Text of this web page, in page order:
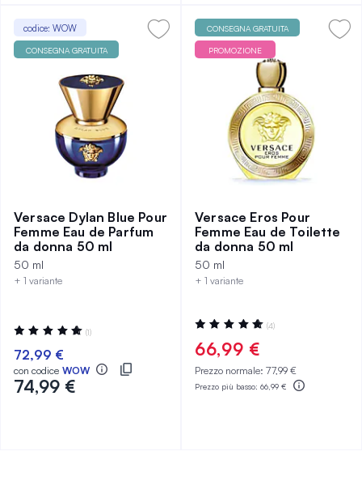
codice: WOW
CONSEGNA GRATUITA
Versace Dylan Blue Pour
Femme Eau de Parfum
da donna 50 ml
50 ml
+ 1 variante
Valutazione:
100%
(1)
72,99 €
con codice WOW
74,99 €
CONSEGNA GRATUITA
PROMOZIONE
Versace Eros Pour
Femme Eau de Toilette
da donna 50 ml
50 ml
+ 1 variante
Valutazione:
98%
(4)
66,99 €
Prezzo normale: 77,99 €
Prezzo più basso: 66,99 €